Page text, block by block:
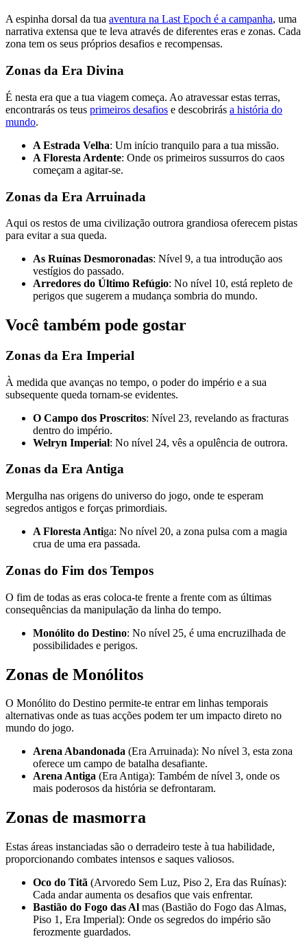
A espinha dorsal da tua aventura na Last Epoch é a campanha, uma
narrativa extensa que te leva através de diferentes eras e zonas. Cada
zona tem os seus próprios desafios e recompensas.
Zonas da Era Divina
É nesta era que a tua viagem começa. Ao atravessar estas terras,
encontrarás os teus primeiros desafios e descobrirás a história do
mundo.
A Estrada Velha: Um início tranquilo para a tua missão.
A Floresta Ardente: Onde os primeiros sussurros do caos
começam a agitar-se.
Zonas da Era Arruinada
Aqui os restos de uma civilização outrora grandiosa oferecem pistas
para evitar a sua queda.
As Ruínas Desmoronadas: Nível 9, a tua introdução aos
vestígios do passado.
Arredores do Último Refúgio: No nível 10, está repleto de
perigos que sugerem a mudança sombria do mundo.
Você também pode gostar
Zonas da Era Imperial
À medida que avanças no tempo, o poder do império e a sua
subsequente queda tornam-se evidentes.
O Campo dos Proscritos: Nível 23, revelando as fracturas
dentro do império.
Welryn Imperial: No nível 24, vês a opulência de outrora.
Zonas da Era Antiga
Mergulha nas origens do universo do jogo, onde te esperam
segredos antigos e forças primordiais.
A Floresta Antiga: No nível 20, a zona pulsa com a magia
crua de uma era passada.
Zonas do Fim dos Tempos
O fim de todas as eras coloca-te frente a frente com as últimas
consequências da manipulação da linha do tempo.
Monólito do Destino: No nível 25, é uma encruzilhada de
possibilidades e perigos.
Zonas de Monólitos
O Monólito do Destino permite-te entrar em linhas temporais
alternativas onde as tuas acções podem ter um impacto direto no
mundo do jogo.
Arena Abandonada (Era Arruinada): No nível 3, esta zona
oferece um campo de batalha desafiante.
Arena Antiga (Era Antiga): Também de nível 3, onde os
mais poderosos da história se defrontaram.
Zonas de masmorra
Estas áreas instanciadas são o derradeiro teste à tua habilidade,
proporcionando combates intensos e saques valiosos.
Oco do Titã (Arvoredo Sem Luz, Piso 2, Era das Ruínas):
Cada andar aumenta os desafios que vais enfrentar.
Bastião do Fogo das Al mas (Bastião do Fogo das Almas,
Piso 1, Era Imperial): Onde os segredos do império são
ferozmente guardados.